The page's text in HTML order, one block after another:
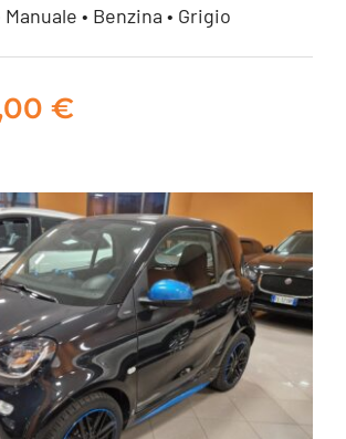
Manuale • Benzina • Grigio
€